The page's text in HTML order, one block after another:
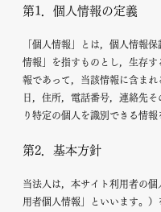
第1．個人情報の定義
「個人情報」とは，個人情報保
情報」を指すものとし，生存す
報であって，当該情報に含まれ
日，住所，電話番号，連絡先そ
り特定の個人を識別できる情報
第2．基本方針
当法人は，本サイト利用者の個
用者個人情報」といいます。